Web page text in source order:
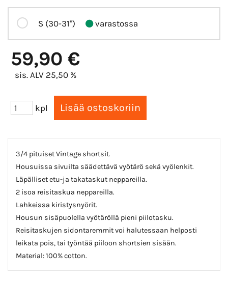
S (30-31") varastossa
59,90 €
sis. ALV 25,50 %
kpl
3/4 pituiset Vintage shortsit.
Housuissa sivuilta säädettävä vyötärö sekä vyölenkit.
Läpälliset etu-ja takataskut neppareilla.
2 isoa reisitaskua neppareilla.
Lahkeissa kiristysnyörit.
Housun sisäpuolella vyötäröllä pieni piilotasku.
Reisitaskujen sidontaremmit voi halutessaan helposti
leikata pois, tai työntää piiloon shortsien sisään.
Material: 100% cotton.